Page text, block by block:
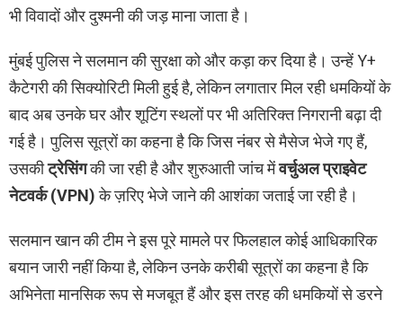
भी विवादों और दुश्मनी की जड़ माना जाता है।
मुंबई पुलिस ने सलमान की सुरक्षा को और कड़ा कर दिया है। उन्हें Y+
कैटेगरी की सिक्योरिटी मिली हुई है, लेकिन लगातार मिल रही धमकियों के
बाद अब उनके घर और शूटिंग स्थलों पर भी अतिरिक्त निगरानी बढ़ा दी
गई है। पुलिस सूत्रों का कहना है कि जिस नंबर से मैसेज भेजे गए हैं,
उसकीट्रेसिंगकी जा रही है और शुरुआती जांच मेंवर्चुअल प्राइवेट
नेटवर्क (VPN)के ज़रिए भेजे जाने की आशंका जताई जा रही है।
सलमान खान की टीम ने इस पूरे मामले पर फिलहाल कोई आधिकारिक
बयान जारी नहीं किया है, लेकिन उनके करीबी सूत्रों का कहना है कि
अभिनेता मानसिक रूप से मजबूत हैं और इस तरह की धमकियों से डरने